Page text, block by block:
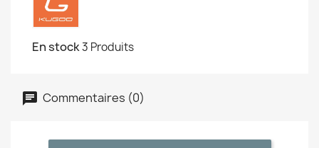
En stock3 Produits
Commentaires (0)